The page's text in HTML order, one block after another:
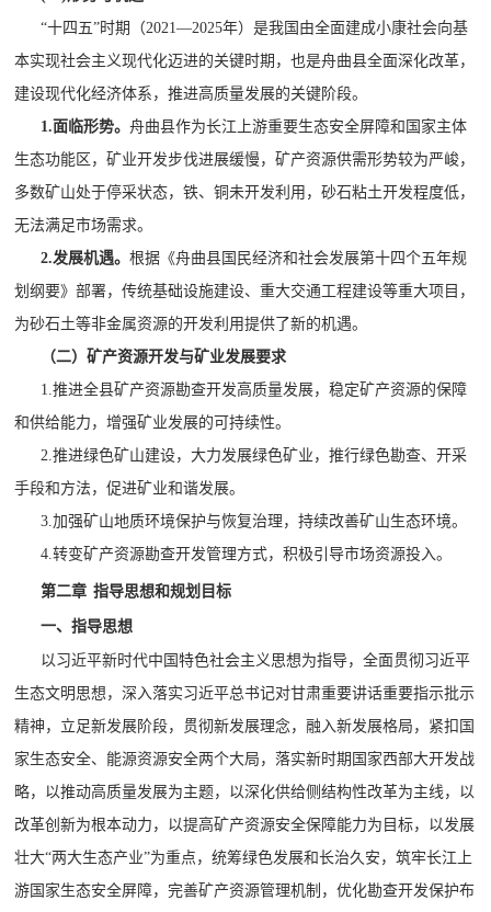
“十四五”时期（2021—2025年）是我国由全面建成小康社会向基
本实现社会主义现代化迈进的关键时期，也是舟曲县全面深化改革，
建设现代化经济体系，推进高质量发展的关键阶段。
1.面临形势。舟曲县作为长江上游重要生态安全屏障和 国家主体
生态功能区 ，矿业开发步伐进展缓慢，矿产资源供需形势较为严峻，
多数矿山处于停采状态，铁、铜未开发利用，砂石粘土开发程度低，
无法满足市场需求。
2.发展机遇。根据《舟曲县国民经济和社会发展第十四个五年规
划纲要》部署，传统基础设施建设、重大交通工程建设等重大项目，
为砂石土等非金属资源的开发利用提供了新的机遇。
（二）矿产资源开发与矿业发展要求
1.推进全县矿产资源勘查开发高质量发展，稳定矿产资源的保障
和供给能力，增强矿业发展的可持续性。
2.推进绿色矿山建设，大力发展绿色矿业，推行绿色勘查、开采
手段和方法，促进矿业和谐发展。
3.加强矿山地质环境保护与恢复治理，持续改善矿山生态环境。
4.转变矿产资源勘查开发管理方式，积极引导市场资源投入。
第二章 指导思想和规划目标
一、指导思想
以习近平新时代中国特色社会主义思想为指导，全面贯彻习近平
生态文明思想，深入落实习近平总书记对甘肃重要讲话重要指示批示
精神，立足新发展阶段，贯彻新发展理念，融入新发展格局，紧扣国
家生态安全、能源资源安全两个大局，落实新时期国家西部大开发战
略， 以推动高质量发展为主题，以深化供给侧结构性改革为主线，以
改革创新为根本动力，以提高矿产资源安全保障能力为目标，以发展
壮大“两大生态产业”为重点，统筹绿色发展和长治久安，筑牢长江上
游 国家生态安全屏障，完善矿产资源管理机制，优化勘查开发保护布